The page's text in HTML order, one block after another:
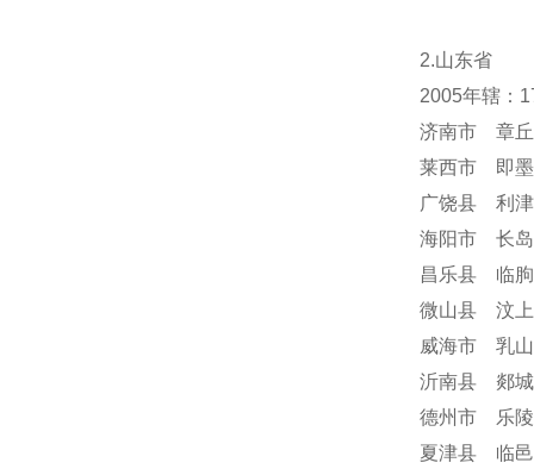
2.山东省
2005年辖：
济南市 章
莱西市 即
广饶县 利
海阳市 长
昌乐县 临
微山县 汶
威海市 乳
沂南县 郯
德州市 乐
夏津县 临